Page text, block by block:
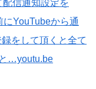
信通知設定を
にYouTubeから通
をして頂くと全て
…youtu.be